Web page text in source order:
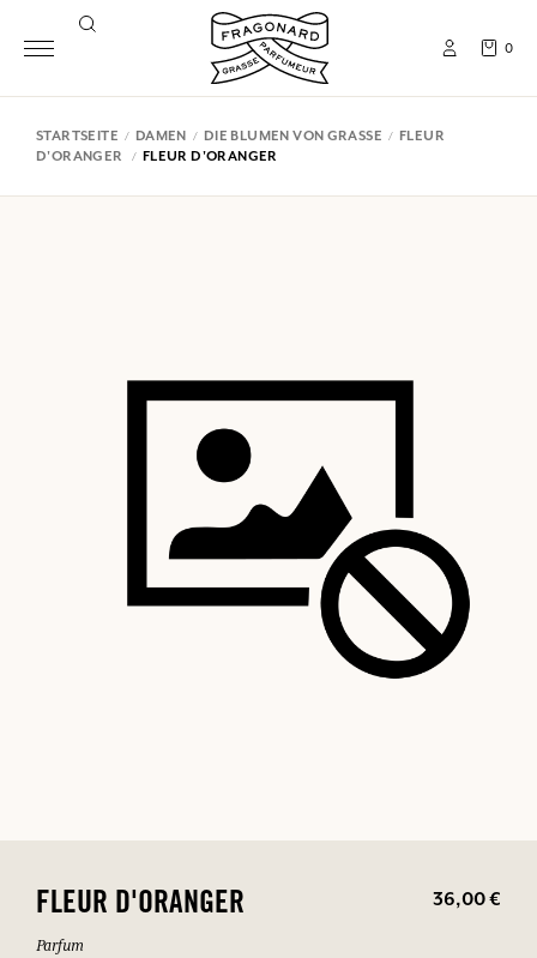
0
STARTSEITE DAMEN DIE BLUMEN VON GRASSE
FLEUR
D'ORANGER
FLEUR D'ORANGER
FLEUR D'ORANGER 36,00 €
Parfum